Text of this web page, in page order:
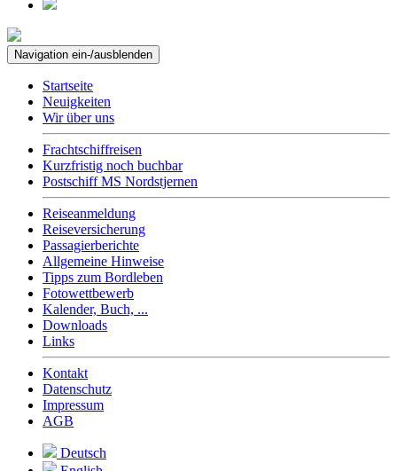
Navigation ein-/ausblenden
Startseite
Neuigkeiten
Wir über uns
Frachtschiffreisen
Kurzfristig noch buchbar
Postschiff MS Nordstjernen
Reiseanmeldung
Reiseversicherung
Passagierberichte
Allgemeine Hinweise
Tipps zum Bordleben
Fotowettbewerb
Kalender, Buch, ...
Downloads
Links
Kontakt
Datenschutz
Impressum
AGB
Deutsch